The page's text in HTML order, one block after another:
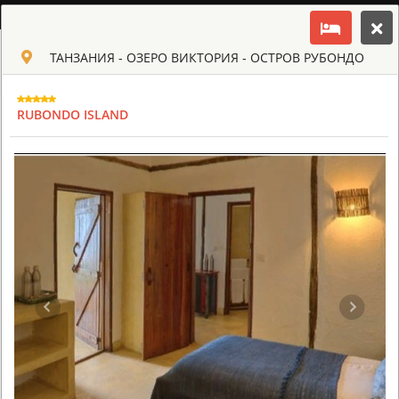
Toggle navigation
КЛУБ КУЛЬТ АФРИКИ
TOUR HOTEL
ТАНЗАНИЯ
ARUSHA COFFEE LODGE
ТАНЗАНИЯ - ОЗЕРО ВИКТОРИЯ - ОСТРОВ РУБОНДО
RUBONDO ISLAND